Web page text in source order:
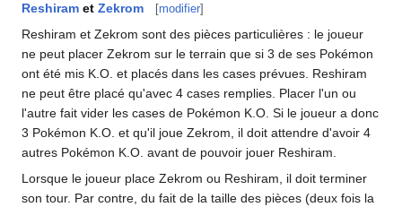
Reshiram et Zekrom [modifier]
Reshiram et Zekrom sont des pièces particulières : le joueur
ne peut placer Zekrom sur le terrain que si 3 de ses Pokémon
ont été mis K.O. et placés dans les cases prévues. Reshiram
ne peut être placé qu'avec 4 cases remplies. Placer l'un ou
l'autre fait vider les cases de Pokémon K.O. Si le joueur a donc
3 Pokémon K.O. et qu'il joue Zekrom, il doit attendre d'avoir 4
autres Pokémon K.O. avant de pouvoir jouer Reshiram.
Lorsque le joueur place Zekrom ou Reshiram, il doit terminer
son tour. Par contre, du fait de la taille des pièces (deux fois la